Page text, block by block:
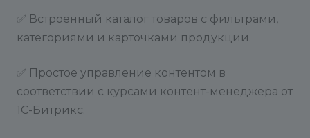
✅ Встроенный каталог товаров с фильтрами,
категориями и карточками продукции.
✅ Простое управление контентом в
соответствии с курсами контент-менеджера от
1С-Битрикс.